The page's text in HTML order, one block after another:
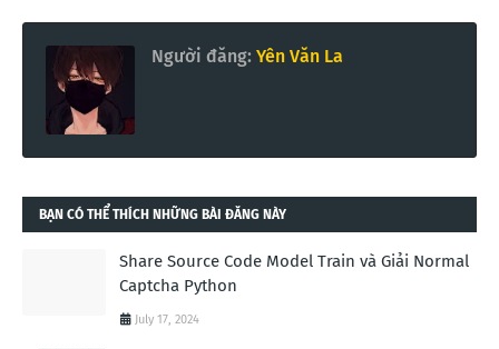
Người đăng: Yên Văn La
BẠN CÓ THỂ THÍCH NHỮNG BÀI ĐĂNG NÀY
Share Source Code Model Train và Giải Normal
Captcha Python
July 17, 2024